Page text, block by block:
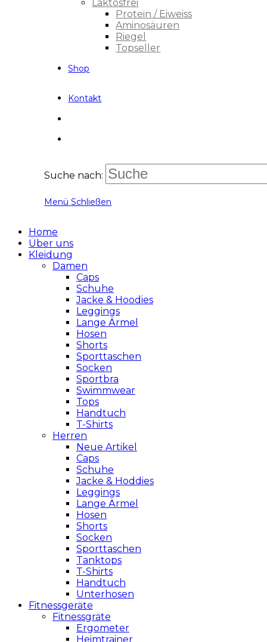
Laktosfrei
Protein / Eiweiss
Aminosäuren
Riegel
Topseller
Shop
Kontakt
Suche nach:
Menü Schließen
Home
Über uns
Kleidung
Damen
Caps
Schuhe
Jacke & Hoodies
Leggings
Lange Ärmel
Hosen
Shorts
Sporttaschen
Socken
Sportbra
Swimmwear
Tops
Handtuch
T-Shirts
Herren
Neue Artikel
Caps
Schuhe
Jacke & Hoddies
Leggings
Lange Ärmel
Hosen
Shorts
Socken
Sporttaschen
Tanktops
T-Shirts
Handtuch
Unterhosen
Fitnessgeräte
Fitnessgräte
Ergometer
Heimtrainer